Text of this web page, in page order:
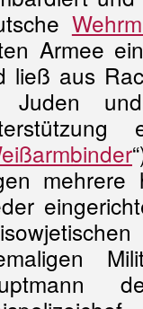
Armee
ließ aus
Juden